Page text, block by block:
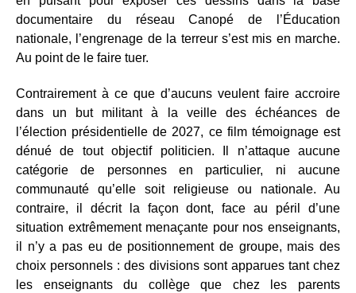
documentaire du réseau Canopé de l’Éducation
nationale, l’engrenage de la terreur s’est mis en marche.
Au point de le faire tuer.
Contrairement à ce que d’aucuns veulent faire accroire
dans un but militant à la veille des échéances de
l’élection présidentielle de 2027, ce film témoignage est
dénué de tout objectif politicien. Il n’attaque aucune
catégorie de personnes en particulier, ni aucune
communauté qu’elle soit religieuse ou nationale. Au
contraire, il décrit la façon dont, face au péril d’une
situation extrêmement menaçante pour nos enseignants,
il n’y a pas eu de positionnement de groupe, mais des
choix personnels : des divisions sont apparues tant chez
les enseignants du collège que chez les parents